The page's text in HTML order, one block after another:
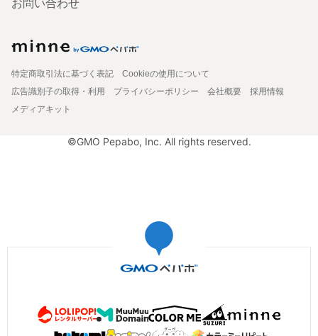
お問い合わせ
特定商取引法に基づく表記
Cookieの使用について
広告識別子の取得・利用
プライバシーポリシー 会社概要
採用情報
メディアキット
©GMO Pepabo, Inc. All rights reserved.